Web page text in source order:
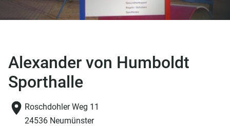
Alexander von Humboldt
Sporthalle
Roschdohler Weg 11
24536 Neumünster